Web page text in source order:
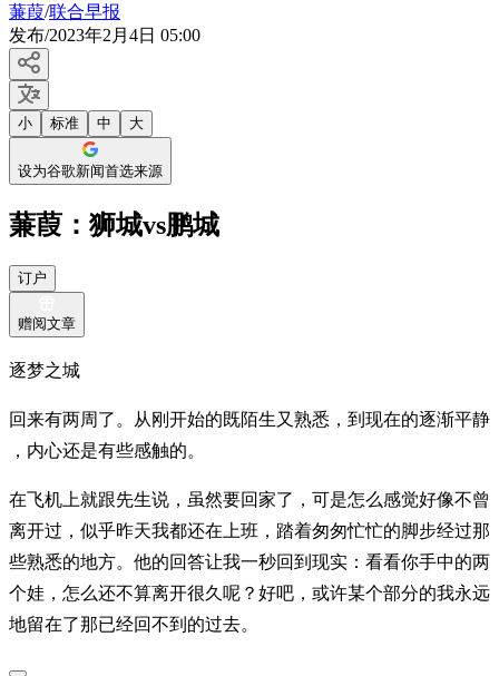
蒹葭/联合早报
发布/2023年2月4日 05:00
小 标准 中 大
设为谷歌新闻首选来源
蒹葭：狮城vs鹏城
订户
赠阅文章
逐梦之城
回来有两周了。从刚开始的既陌生又熟悉，到现在的逐渐平静
，内心还是有些感触的。
在飞机上就跟先生说，虽然要回家了，可是怎么感觉好像不曾
离开过，似乎昨天我都还在上班，踏着匆匆忙忙的脚步经过那
些熟悉的地方。他的回答让我一秒回到现实：看看你手中的两
个娃，怎么还不算离开很久呢？好吧，或许某个部分的我永远
地留在了那已经回不到的过去。